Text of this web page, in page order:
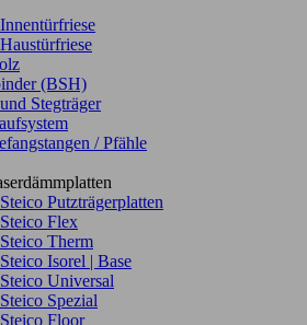
Innentürfriese
Haustürfriese
(BSH)
Stegträger
/ Pfähle
Steico Putzträgerplatten
Steico Flex
Steico Therm
Steico Isorel | Base
Steico Universal
Steico Spezial
Steico Floor